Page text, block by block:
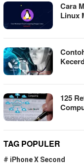
Cara
Linux
125
TAG POPULER
# iPhone X Second